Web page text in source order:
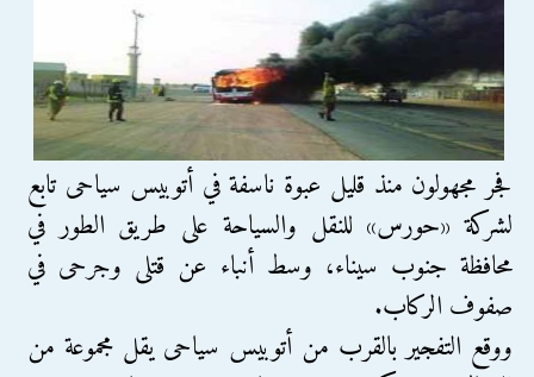
فجر مجهولون منذ قليل عبوة ناسفة في أتوبيس سياحى تابع
لشركة «حورس» للنقل والسياحة على طريق الطور في
محافظة جنوب سيناء، وسط أنباء عن قتلى وجرحى في
صفوف الركاب.
ووقع التفجير بالقرب من أتوبيس سياحى يقل مجموعة من